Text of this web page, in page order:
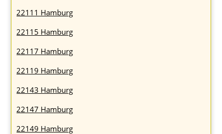
22111 Hamburg
22115 Hamburg
22117 Hamburg
22119 Hamburg
22143 Hamburg
22147 Hamburg
22149 Hamburg